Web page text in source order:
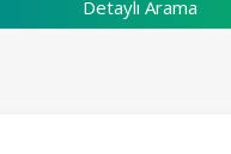
Detaylı Arama